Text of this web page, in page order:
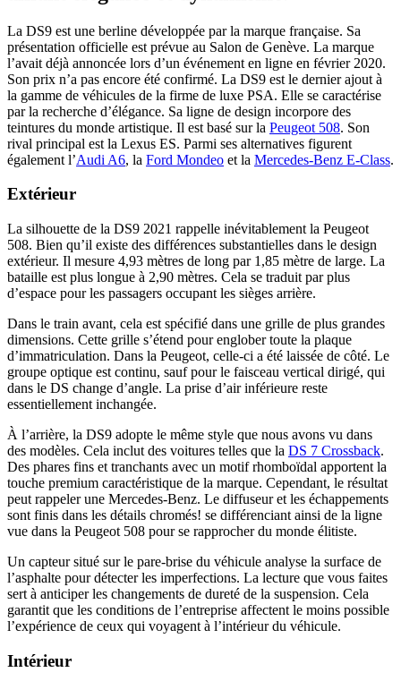
La DS9 est une berline développée par la marque française. Sa
présentation officielle est prévue au Salon de Genève. La marque
l’avait déjà annoncée lors d’un événement en ligne en février 2020.
Son prix n’a pas encore été confirmé. La DS9 est le dernier ajout à
la gamme de véhicules de la firme de luxe PSA. Elle se caractérise
par la recherche d’élégance. Sa ligne de design incorpore des
teintures du monde artistique. Il est basé sur la Peugeot 508. Son
rival principal est la Lexus ES. Parmi ses alternatives figurent
également l’Audi A6, la Ford Mondeo et la Mercedes-Benz E-Class.
Extérieur
La silhouette de la DS9 2021 rappelle inévitablement la Peugeot
508. Bien qu’il existe des différences substantielles dans le design
extérieur. Il mesure 4,93 mètres de long par 1,85 mètre de large. La
bataille est plus longue à 2,90 mètres. Cela se traduit par plus
d’espace pour les passagers occupant les sièges arrière.
Dans le train avant, cela est spécifié dans une grille de plus grandes
dimensions. Cette grille s’étend pour englober toute la plaque
d’immatriculation. Dans la Peugeot, celle-ci a été laissée de côté. Le
groupe optique est continu, sauf pour le faisceau vertical dirigé, qui
dans le DS change d’angle. La prise d’air inférieure reste
essentiellement inchangée.
À l’arrière, la DS9 adopte le même style que nous avons vu dans
des modèles. Cela inclut des voitures telles que la DS 7 Crossback.
Des phares fins et tranchants avec un motif rhomboïdal apportent la
touche premium caractéristique de la marque. Cependant, le résultat
peut rappeler une Mercedes-Benz. Le diffuseur et les échappements
sont finis dans les détails chromés! se différenciant ainsi de la ligne
vue dans la Peugeot 508 pour se rapprocher du monde élitiste.
Un capteur situé sur le pare-brise du véhicule analyse la surface de
l’asphalte pour détecter les imperfections. La lecture que vous faites
sert à anticiper les changements de dureté de la suspension. Cela
garantit que les conditions de l’entreprise affectent le moins possible
l’expérience de ceux qui voyagent à l’intérieur du véhicule.
Intérieur